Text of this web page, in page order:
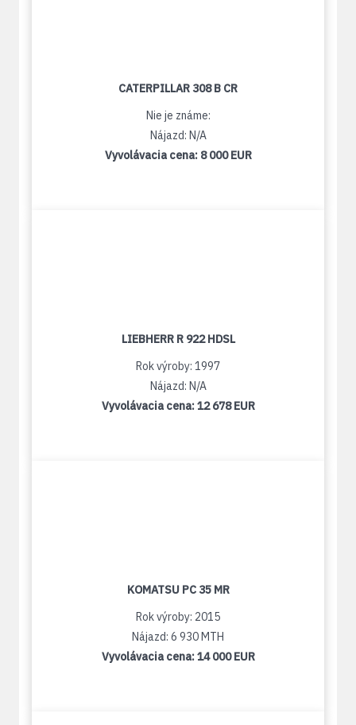
CATERPILLAR 308 B CR
Nie je známe:
Nájazd: N/A
Vyvolávacia cena: 8 000 EUR
LIEBHERR R 922 HDSL
Rok výroby: 1997
Nájazd: N/A
Vyvolávacia cena:12 678 EUR
KOMATSU PC 35 MR
Rok výroby: 2015
Nájazd: 6 930 MTH
Vyvolávacia cena:14 000 EUR